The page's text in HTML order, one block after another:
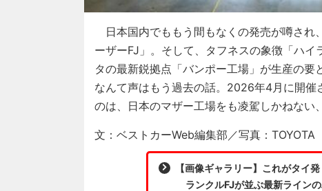
日本国内でももう間もなくの発売が噂され
ーザーFJ」。そして、タフネスの象徴「ハ
タの最新鋭拠点「バンポー工場」が生産の
なんて声はもう過去の話。2026年4月に開催
のは、日本のマザー工場をも凌駕しかねない
文：ベストカーWeb編集部／写真：TOYOTA
【画像ギャラリー】これがタイ
ランクルFJが並ぶ最新ライン